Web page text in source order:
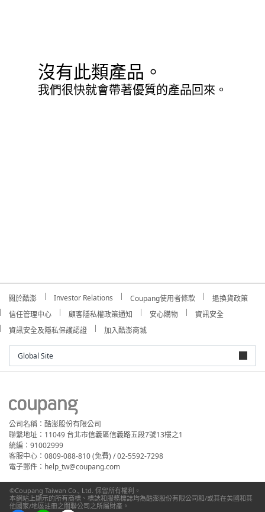
沒有此類產品。
我們很快就會帶著優質的產品回來。
關於酷澎 Investor Relations Coupang使用者條款
退換貨政策
信任管理中心
顧客隱私權政策通知 安心購物
資訊安全
資訊安全及隱私保護認證
加入酷澎商城
Global Site
公司名稱：酷澎股份有限公司
聯繫地址：11049 台北市信義區信義路五段7號13樓之1
統編：91002999
客服中心：0809-088-810 (免費) / 02-5592-7298
電子郵件：help_tw@coupang.com
©Coupang Taiwan Co., Ltd. 保留所有權利。
本網站上顯示的所有商標、標誌和服務標誌均為酷澎股份有限公司和/或其在美國和其
他國家/地區註冊之關聯公司之所屬財產。